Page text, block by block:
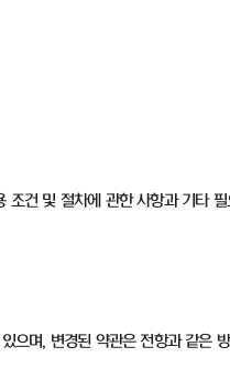
건 및 절차에 관한 사항과 기타
으며, 변경된 약관은 전항과 같은